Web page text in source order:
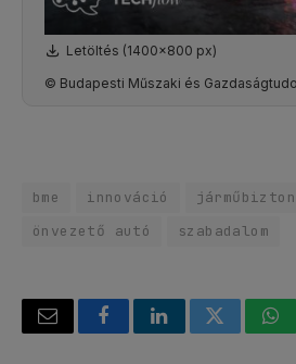
Letöltés (1400x800 px)
© Budapesti Műszaki és
bme innováció
önvezető autó
szabadalom
Email FacebookLinkedInTwitter